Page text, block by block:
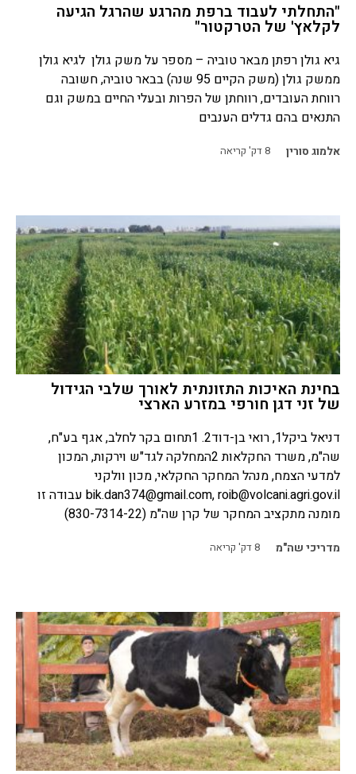
"התחלתי לעבוד ברפת מהרגע שהרגל הגיעה
לקלאץ' של הטרקטור"
גיא גולן רפתן מבאר טוביה – מספר על משק גולן לגיא גולן
ממשק גולן (משק הקיים 95 שנה) בבאר טוביה, חשובה
רווחת העובדים, רווחתן של הפרות ובעלי החיים במשק וגם
התנאים בהם גדלים הענבים
אלמוג סורין 8דק' קריאה
בחינת האיכות התזונתית לאורך שלבי הגידול
של זני דגן חורפי במזרע הארצי
דניאל ביקל1, רואי בן-דוד2. 1תחום בקר לחלב, אגף בע"ח,
שה"מ, משרד החקלאות 2המחלקה לגד"ש וירקות, המכון
למדעי הצמח, מנהל המחקר החקלאי, מכון וולקני
bik.dan374@gmail.com,roib@volcani.agri.gov.il
עבודה זו
מומנה מתקציב המחקר של קרן שה"מ (830-7314-22)
מדריכי שה"מ 8דק' קריאה